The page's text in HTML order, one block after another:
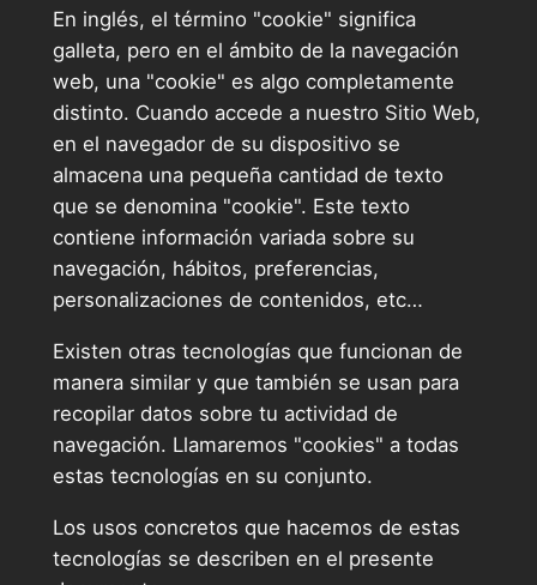
En inglés, el término "cookie" significa
galleta, pero en el ámbito de la navegación
web, una "cookie" es algo completamente
distinto. Cuando accede a nuestro Sitio Web,
en el navegador de su dispositivo se
almacena una pequeña cantidad de texto
que se denomina "cookie". Este texto
contiene información variada sobre su
navegación, hábitos, preferencias,
personalizaciones de contenidos, etc…
Existen otras tecnologías que funcionan de
manera similar y que también se usan para
recopilar datos sobre tu actividad de
navegación. Llamaremos "cookies" a todas
estas tecnologías en su conjunto.
Los usos concretos que hacemos de estas
tecnologías se describen en el presente